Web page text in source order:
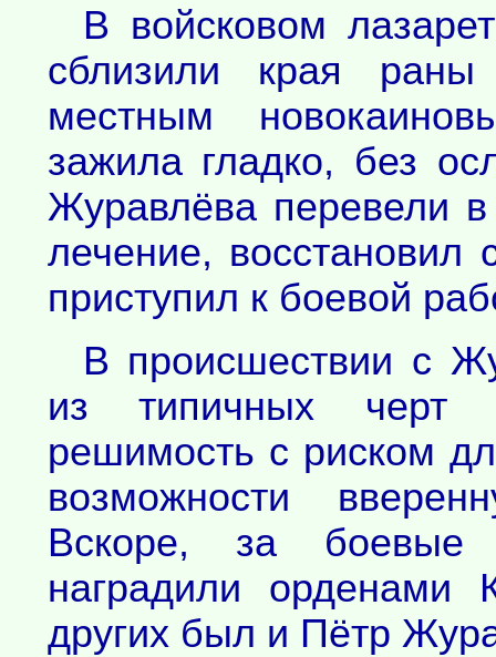
В войсковом
сблизили края раны
местным
зажила гладко, без
Журавлёва перевели
лечение,
приступил к боевой
В происшествии с
из типичных черт
решимость с риском
возможности
Вскоре, за боевые
наградили орденами
других был и Пётр